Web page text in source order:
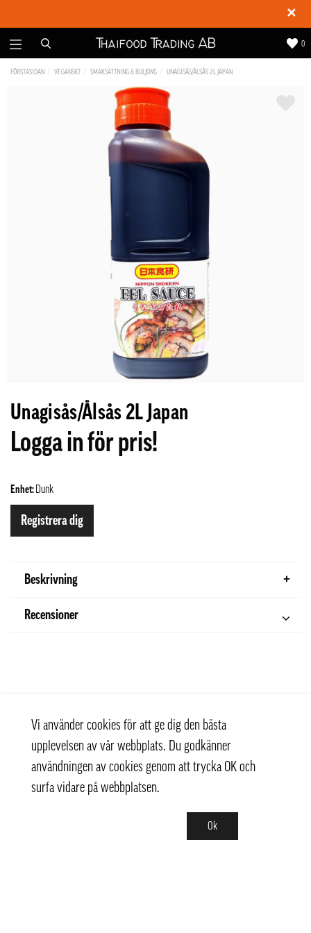
✕
0
FÖRSTASIDAN VEGANSKT SMAKSÄTTNING & BULJONG UNAGISÅS/ÅLSÅS 2L JAPAN
Unagisås/Ålsås 2L Japan
Logga in för pris!
Enhet: Dunk
Registrera dig
Beskrivning
Recensioner
Vi använder cookies för att ge dig den bästa
upplevelsen av vår webbplats. Du godkänner
användningen av cookies genom att trycka OK och
surfa vidare på webbplatsen.
Ok